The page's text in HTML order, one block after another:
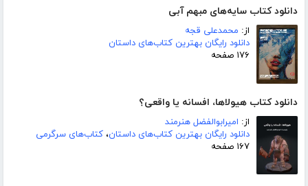
دانلود کتاب سایه‌های مبهم آبی
از: محمدعلی قجه
دانلود رایگان بهترین کتاب‌های داستان
۱۷۶ صفحه
دانلود کتاب هیولاها، افسانه یا واقعی؟
از: امیرابوالفضل هنرمند
دانلود رایگان بهترین کتاب‌های داستان، کتاب‌های سرگرمی
۱۶۷ صفحه